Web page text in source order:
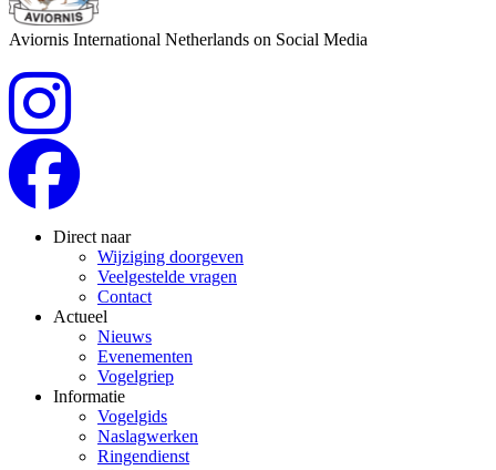
Aviornis International Netherlands on Social Media
Direct naar
Wijziging doorgeven
Veelgestelde vragen
Contact
Actueel
Nieuws
Evenementen
Vogelgriep
Informatie
Vogelgids
Naslagwerken
Ringendienst